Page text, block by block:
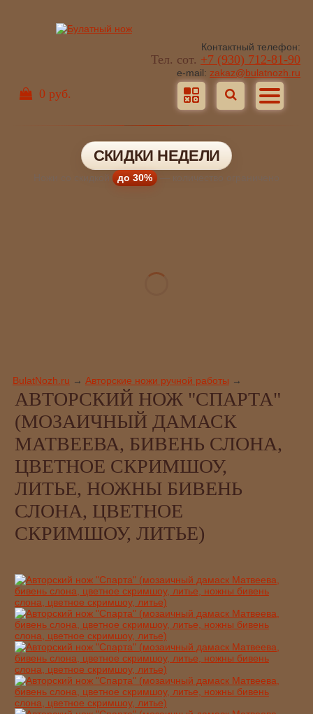
Контактный телефон:
Тел. сот. +7 (930) 712-81-90
e-mail: zakaz@bulatnozh.ru
0 руб.
СКИДКИ НЕДЕЛИ
Ножи со скидкой до 30% — количество ограничено
BulatNozh.ru → Авторские ножи ручной работы →
АВТОРСКИЙ НОЖ "СПАРТА"
(МОЗАИЧНЫЙ ДАМАСК
МАТВЕЕВА, БИВЕНЬ СЛОНА,
ЦВЕТНОЕ СКРИМШОУ,
ЛИТЬЕ, НОЖНЫ БИВЕНЬ
СЛОНА, ЦВЕТНОЕ
СКРИМШОУ, ЛИТЬЕ)